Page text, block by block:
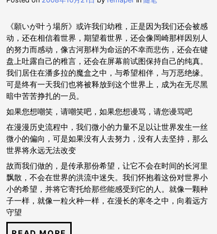
《願いが叶う場所》或许我们幼稚，正是因为我们还会被感
动，还在相信着世界，期望着世界，还会像岡崎那样因别人
的努力而感动，像古河那样为命运的不幸而悲伤，还会在键
盘上吐露自己的稚言，还会在屏幕前试图保持自己的纯真。
我们居住在潘多拉的魔盒之中，与希望相伴，与万恶绝缘。
可是终有一天我们也将被释放到这个世界上，成为在无尽黑
暗中苦苦挣扎的一员。
如果您想嘲笑，请嘲笑吧，如果您想谩骂，请您谩骂吧
在漫漫历史流程中，我们微小的力量不足以让世界发生一丝
微小的偏向，可是如果没有人去努力，没有人去坚持，那么
世界将永远无法改变
故而我们做的，是传承那份希望，让它不会在时间的长河里
飘散，不会在世界的洪流中迷失。我们怀抱着这份对世界小
小的希望，并将它寄托给那些能感受到它的人。就像一颗种
子一样，就像一粒火种一样，在漫长的寒冬之中，向着远方
守望